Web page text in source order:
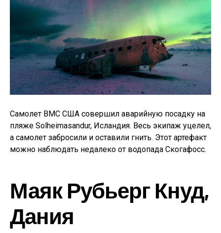
Самолет ВМС США совершил аварийную посадку на
пляже Solheimasandur, Исландия. Весь экипаж уцелел,
а самолет забросили и оставили гнить. Этот артефакт
можно наблюдать недалеко от водопада Скогафосс.
Маяк Рубьерг Кнуд,
Дания